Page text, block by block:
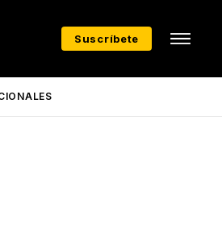
Suscríbete